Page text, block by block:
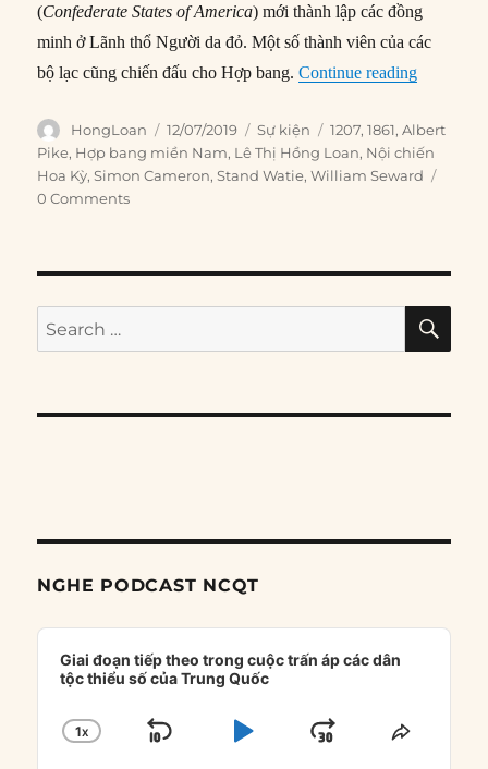
(Confederate States of America) mới thành lập các đồng
minh ở Lãnh thổ Người da đỏ. Một số thành viên của các
bộ lạc cũng chiến đấu cho Hợp bang.Continue reading“12/07/
Author
HongLoan
Posted
on
12/07/2019 Categories
Sự kiện Tags
1207,1861,Albert
Pike, Hợp bang miền Nam, Lê Thị Hồng Loan, Nội chiến
Hoa Kỳ,Simon Cameron,Stand Watie,William Seward
0 Comments
Search
for:
NGHE PODCAST NCQT
Audio
Player
Giai đoạn tiếp theo trong cuộc trấn áp các dân
tộc thiểu số của Trung Quốc
CHANGE
1X
SKIP
PLAYJUMPSHARE